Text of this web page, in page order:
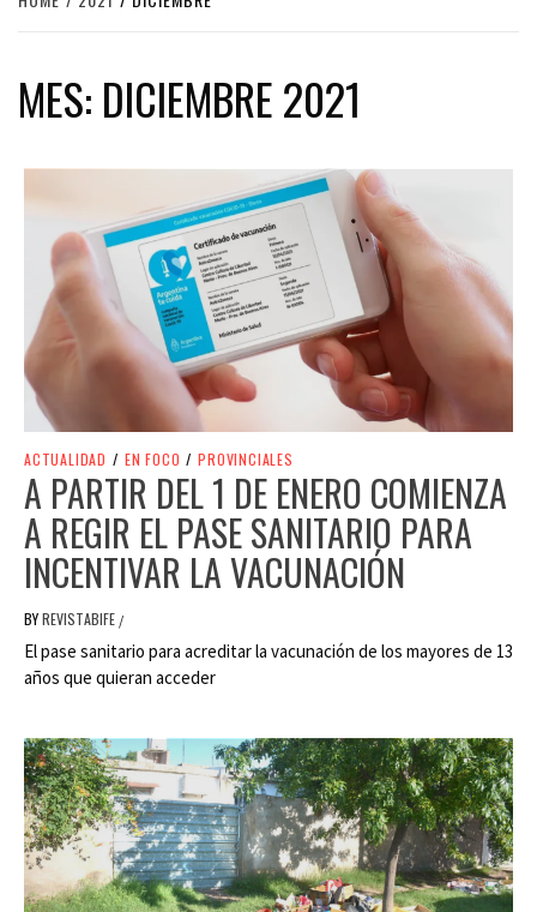
MES: DICIEMBRE 2021
ACTUALIDAD / EN FOCO / PROVINCIALES
A PARTIR DEL 1 DE ENERO COMIENZA
A REGIR EL PASE SANITARIO PARA
INCENTIVAR LA VACUNACIÓN
BYREVISTABIFE /
El pase sanitario para acreditar la vacunación de los mayores de 13
años que quieran acceder